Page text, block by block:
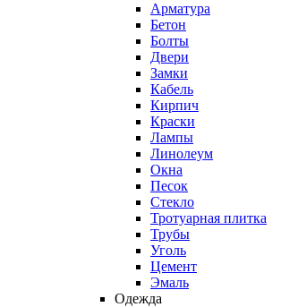
Арматура
Бетон
Болты
Двери
Замки
Кабель
Кирпич
Краски
Лампы
Линолеум
Окна
Песок
Стекло
Тротуарная плитка
Трубы
Уголь
Цемент
Эмаль
Одежда